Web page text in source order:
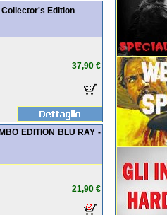
Collector's Edition
37,90 €
EDITION BLU RAY -
21,90 €